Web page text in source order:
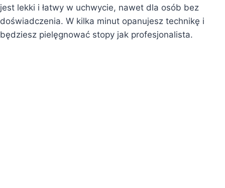
jest lekki i łatwy w uchwycie, nawet dla osób bez
doświadczenia. W kilka minut opanujesz technikę i
będziesz pielęgnować stopy jak profesjonalista.